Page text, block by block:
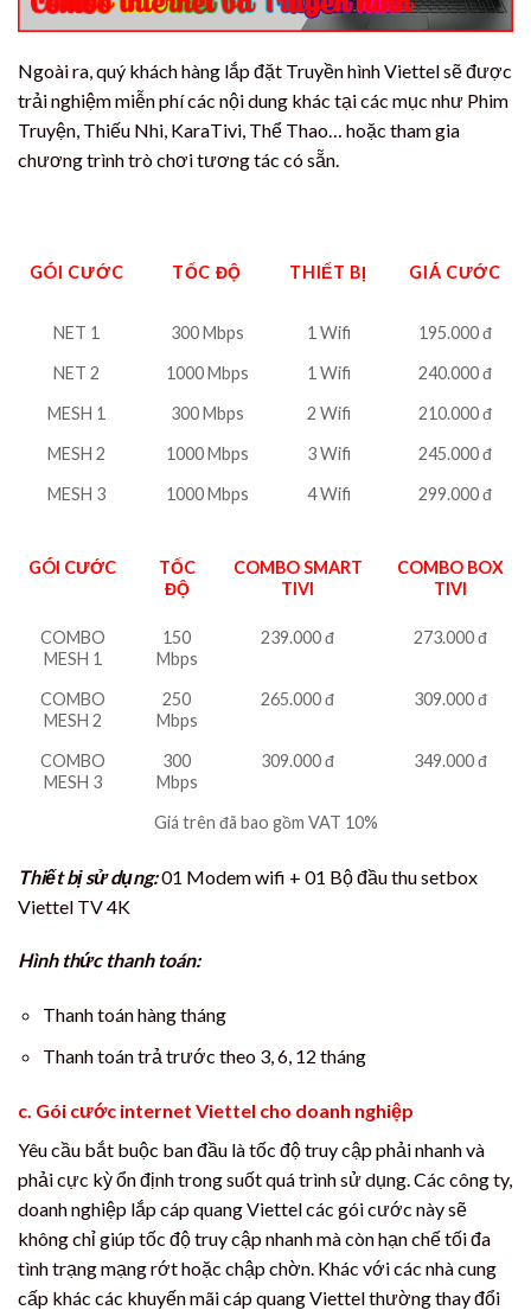
Ngoài ra, quý khách hàng lắp đặt Truyền hình Viettel sẽ được
trải nghiệm miễn phí các nội dung khác tại các mục như Phim
Truyện, Thiếu Nhi, KaraTivi, Thể Thao… hoặc tham gia
chương trình trò chơi tương tác có sẵn.
GÓI CƯỚC TỐC ĐỘ THIẾT BỊ GIÁ CƯỚC
NET 1 300 Mbps 1 Wifi
195.000 đ
NET 2
1000 Mbps 1 Wifi
240.000 đ
MESH 1
300 Mbps 2 Wifi
210.000 đ
MESH 2
1000 Mbps 3 Wifi
245.000 đ
MESH 3
1000 Mbps 4 Wifi 299.000 đ
GÓI CƯỚC
TỐC
ĐỘ
COMBO SMART
TIVI
COMBO BOX
TIVI
COMBO
MESH 1
150
Mbps
239.000 đ 273.000 đ
COMBO
MESH 2
250
Mbps
265.000 đ 309.000 đ
COMBO
MESH 3
300
Mbps
309.000 đ 349.000 đ
Giá trên đã bao gồm VAT 10%
Thiết bị sử dụng:01 Modem wifi + 01 Bộ đầu thu setbox
Viettel TV 4K
Hình thức thanh toán:
Thanh toán hàng tháng
Thanh toán trả trước theo 3, 6, 12 tháng
c. Gói cước internet Viettel cho doanh nghiệp
Yêu cầu bắt buộc ban đầu là tốc độ truy cập phải nhanh và
phải cực kỳ ổn định trong suốt quá trình sử dụng. Các công ty,
doanh nghiệp lắp cáp quang Viettel các gói cước này sẽ
không chỉ giúp tốc độ truy cập nhanh mà còn hạn chế tối đa
tình trạng mạng rớt hoặc chập chờn. Khác với các nhà cung
cấp khác các khuyến mãi cáp quang Viettel thường thay đổi